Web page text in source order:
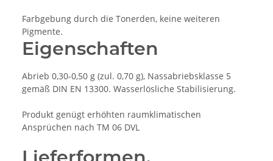
Farbgebung durch die Tonerden, keine weiteren
Pigmente.
Eigenschaften
Abrieb 0,30-0,50 g (zul. 0,70 g), Nassabriebsklasse 5
gemäß DIN EN 13300. Wasserlösliche Stabilisierung.
Produkt genügt erhöhten raumklimatischen
Ansprüchen nach TM 06 DVL